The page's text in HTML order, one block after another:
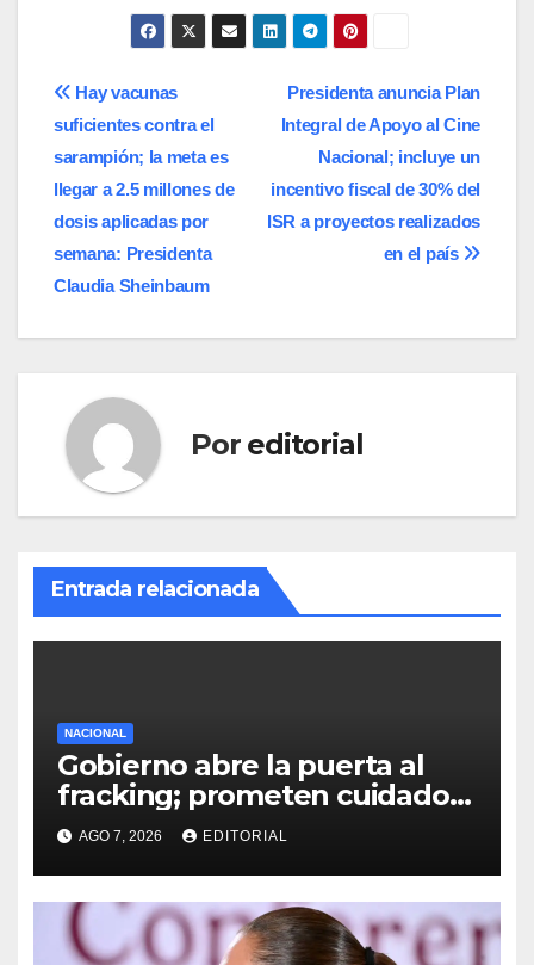
Navegación
de
entradas
Presidenta anuncia Plan
Integral de Apoyo al Cine
Nacional; incluye un
incentivo fiscal de 30% del
ISR a proyectos realizados
en el país
Hay vacunas
suficientes contra el
sarampión; la meta es
llegar a 2.5 millones de
dosis aplicadas por
semana: Presidenta
Claudia Sheinbaum
Por editorial
Entrada relacionada
NACIONAL
Gobierno abre la puerta al
fracking; prometen cuidado
del agua y consultas
ciudadanas
AGO 7, 2026 EDITORIAL